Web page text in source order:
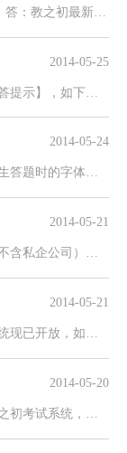
2014-05-25
2014-05-24
简介： 在制定试卷计划最后一步，可以设置学生答题时的字体大小如下：H.试卷默认字号 1
2014-05-21
2014-05-21
2014-05-20